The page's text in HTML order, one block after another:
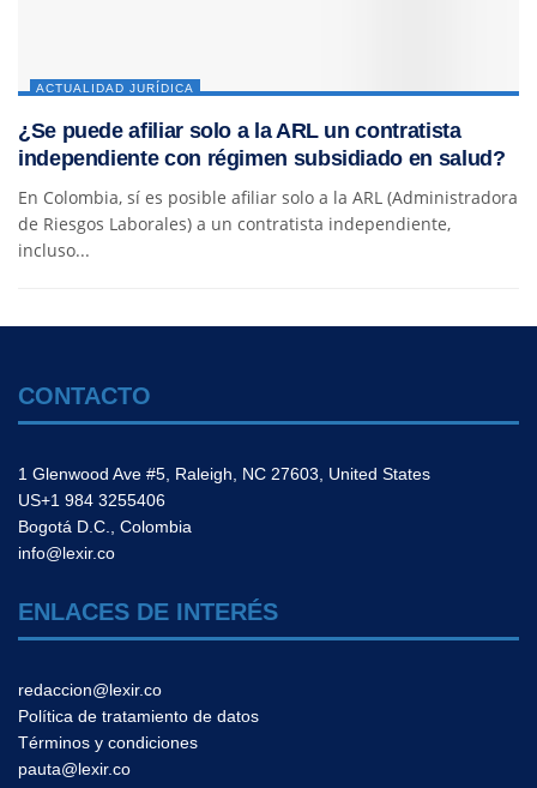
ACTUALIDAD JURÍDICA
¿Se puede afiliar solo a la ARL un contratista
independiente con régimen subsidiado en salud?
En Colombia, sí es posible afiliar solo a la ARL (Administradora
de Riesgos Laborales) a un contratista independiente,
incluso...
CONTACTO
1 Glenwood Ave #5, Raleigh, NC 27603, United States
US+1 984 3255406
Bogotá D.C., Colombia
info@lexir.co
ENLACES DE INTERÉS
redaccion@lexir.co
Política de tratamiento de datos
Términos y condiciones
pauta@lexir.co